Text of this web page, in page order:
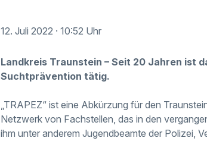
12. Juli 2022 · 10:52 Uhr
Landkreis Traunstein – Seit 20 Jahren ist
Suchtprävention tätig.
„TRAPEZ“ ist eine Abkürzung für den
Netzwerk von Fachstellen, das in den
ihm unter anderem Jugendbeamte der Polizei,